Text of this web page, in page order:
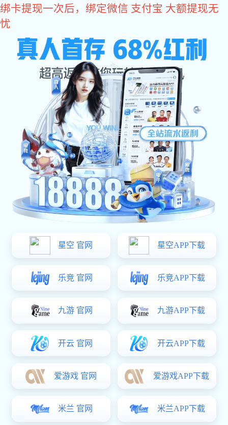
星空电子
国正星空电子 阳台不锈钢护栏
您所在的位置：星空电子>关于星空电子金 >联系星空电子
关于星空电子金
>
星空电子:荣誉资质 >
联系星空电子 >
推荐阅读 HOT
2023-08-30
· 怎么购买合适的不锈钢立柱呢？
2023-08-12
· 家装楼梯必备攻略
2022-07-26
24小时咨询热线：
公司地址：